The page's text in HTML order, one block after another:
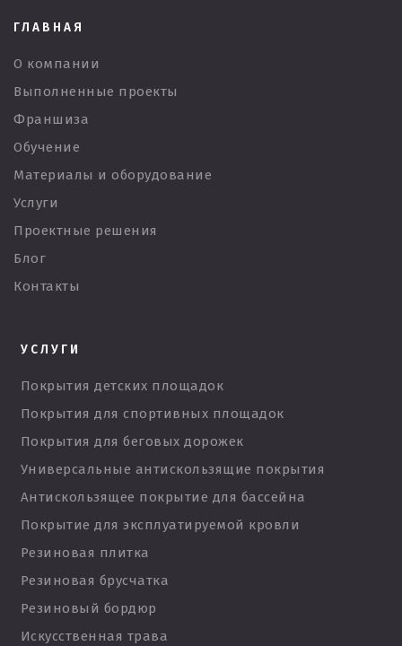
ГЛАВНАЯ
О компании
Выполненные проекты
Франшиза
Обучение
Материалы и оборудование
Услуги
Проектные решения
Блог
Контакты
УСЛУГИ
Покрытия детских площадок
Покрытия для спортивных площадок
Покрытия для беговых дорожек
Универсальные антискользящие покрытия
Антискользящее покрытие для бассейна
Покрытие для эксплуатируемой кровли
Резиновая плитка
Резиновая брусчатка
Резиновый бордюр
Искусственная трава